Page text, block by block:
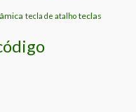
tecla de atalho teclas